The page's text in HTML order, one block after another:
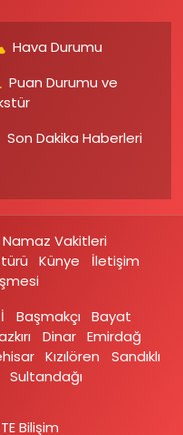
Hava Durumu
Puan Durumu ve
Son Dakika Haberleri
Vakitleri
Künye
İletişim
Başmakçı
Bayat
Dinar Emirdağ‎
Kızılören‎
Sandıklı‎
Sultandağı
TE Bilişim